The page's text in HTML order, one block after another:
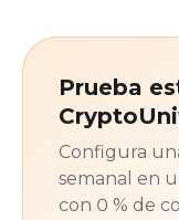
Prueba
Configura
semanal en
con 0 % de